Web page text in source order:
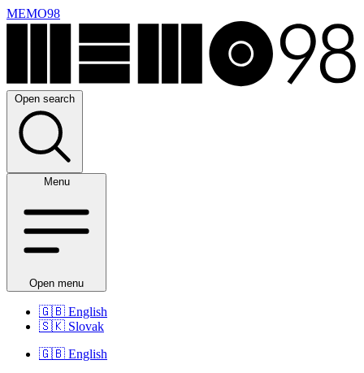
MEMO98
Open search
Menu
Open menu
🇬🇧 English
🇸🇰 Slovak
🇬🇧 English